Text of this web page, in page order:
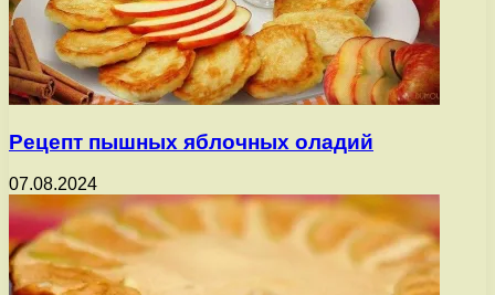
Рецепт пышных яблочных оладий
07.08.2024